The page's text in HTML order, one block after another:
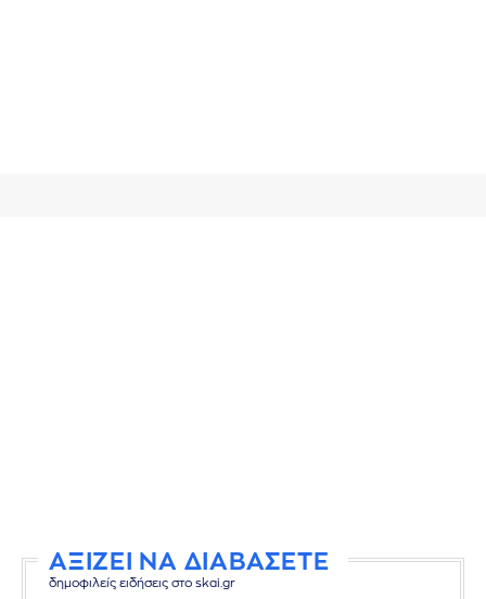
ΑΞΙΖΕΙ ΝΑ ΔΙΑΒΑΣΕΤΕ
δημοφιλείς ειδήσεις στο skai.gr